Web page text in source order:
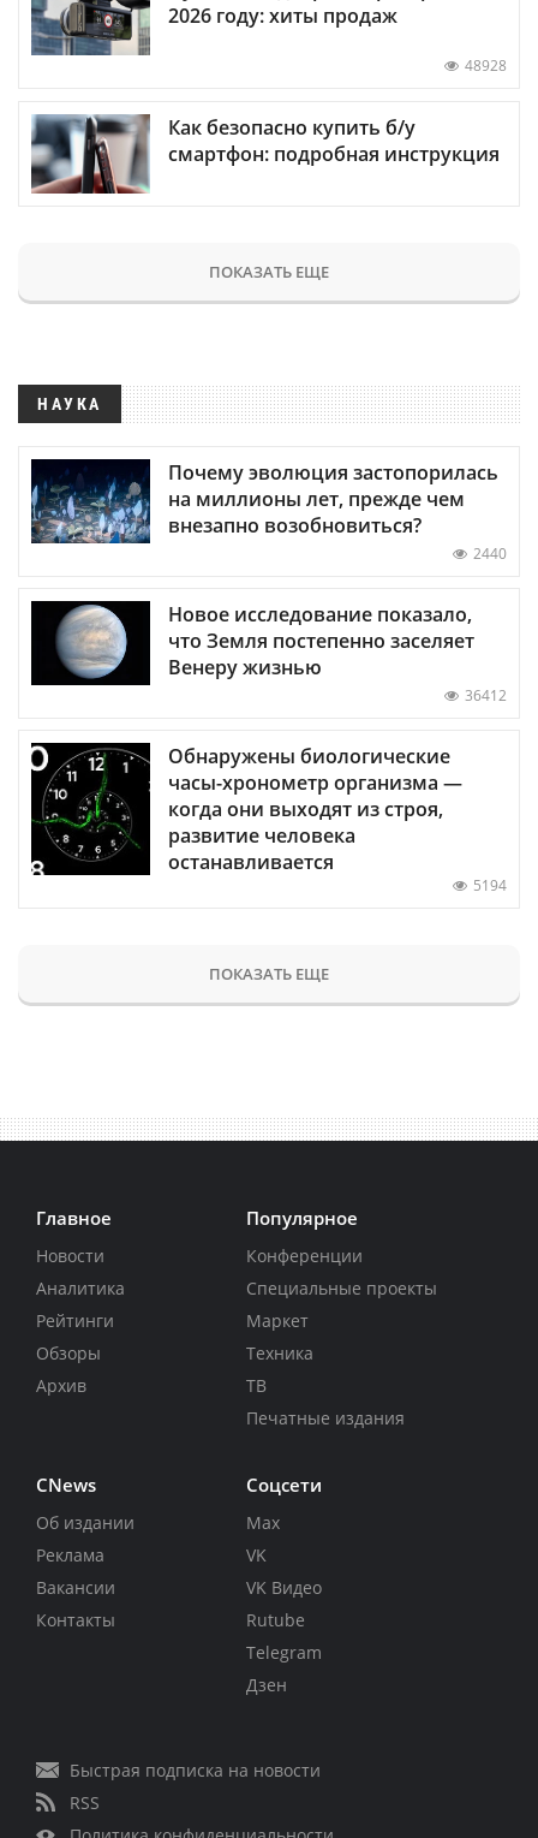
2026 году: хиты продаж
48928
Как безопасно купить б/у
смартфон: подробная инструкция
ПОКАЗАТЬ ЕЩЕ
НАУКА
Почему эволюция застопорилась
на миллионы лет, прежде чем
внезапно возобновиться?
2440
Новое исследование показало,
что Земля постепенно заселяет
Венеру жизнью
36412
Обнаружены биологические
часы-хронометр организма —
когда они выходят из строя,
развитие человека
останавливается
5194
ПОКАЗАТЬ ЕЩЕ
Главное
Новости
Аналитика
Рейтинги
Обзоры
Архив
Популярное
Конференции
Специальные проекты
Маркет
Техника
ТВ
Печатные издания
CNews
Об издании
Реклама
Вакансии
Контакты
Соцсети
Max
VK
VK Видео
Rutube
Telegram
Дзен
Быстрая подписка на новости
RSS